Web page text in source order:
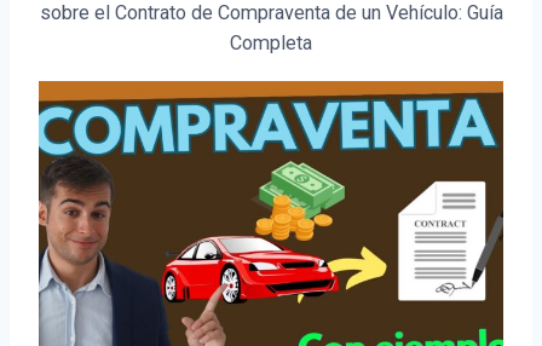
sobre el Contrato de Compraventa de un Vehículo: Guía
Completa